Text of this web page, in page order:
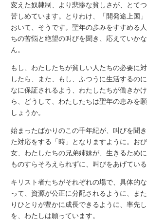
変えた奴隷制、より悲惨な貧しさが、とて
苦しめています。とりわけ、「開発途上国
おいて、そうです。聖年の歩みをすすめる
ちの苦悩と絶望の叫びを聞き、応えていか
ん。
もし、わたしたちが貧しい人たちの必要に
したら、また、もし、ふつうに生活するの
なに保証されるよう、わたしたちが働きか
ら、どうして、わたしたちは聖年の恵みを
しょうか。
始まったばかりのこの千年紀が、叫びを聞
た対応をする「時」となりますように。お
女、わたしたちの兄弟姉妹が、生きるため
ものすらそろえられずに、叫びをあげている
キリスト者たちがそれぞれの場で、具体的
って、資源が公正に分配されるように、ま
りひとりが豊かに成長できるように、率先
を、わたしは願っています。